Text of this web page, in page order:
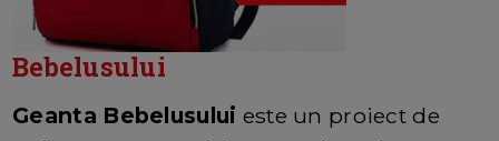
Bebelusului
Geanta Bebelusului este un proiect de